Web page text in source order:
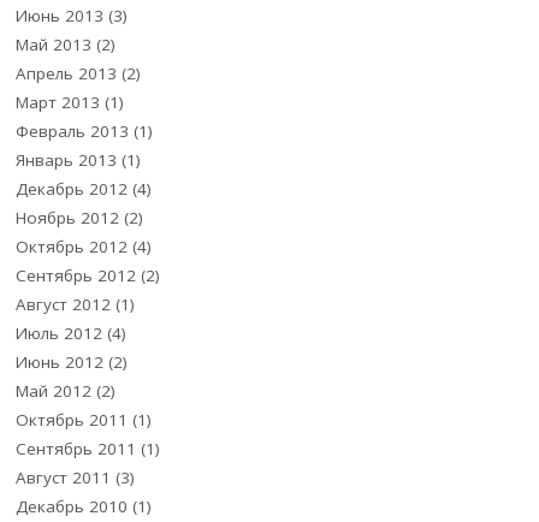
Июнь 2013 (3)
Май 2013 (2)
Апрель 2013 (2)
Март 2013 (1)
Февраль 2013 (1)
Январь 2013 (1)
Декабрь 2012 (4)
Ноябрь 2012 (2)
Октябрь 2012 (4)
Сентябрь 2012 (2)
Август 2012 (1)
Июль 2012 (4)
Июнь 2012 (2)
Май 2012 (2)
Октябрь 2011 (1)
Сентябрь 2011 (1)
Август 2011 (3)
Декабрь 2010 (1)